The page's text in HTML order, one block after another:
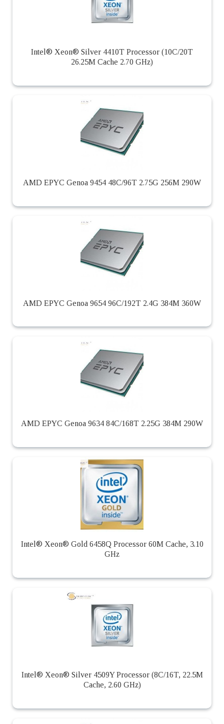
Intel® Xeon® Silver 4410T Processor (10C/20T
26.25M Cache 2.70 GHz)
AMD EPYC Genoa 9454 48C/96T 2.75G 256M 290W
AMD EPYC Genoa 9654 96C/192T 2.4G 384M 360W
AMD EPYC Genoa 9634 84C/168T 2.25G 384M 290W
Intel® Xeon® Gold 6458Q Processor 60M Cache, 3.10
GHz
Intel® Xeon® Silver 4509Y Processor (8C/16T, 22.5M
Cache, 2.60 GHz)